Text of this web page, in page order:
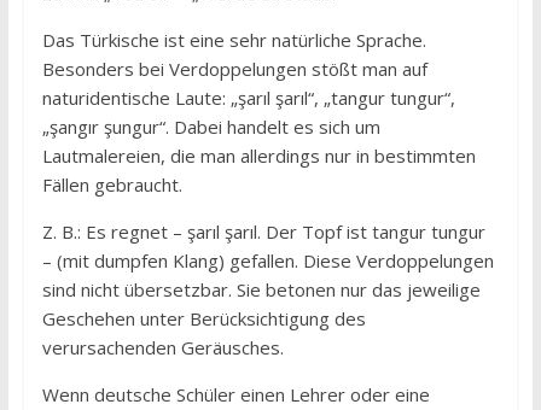
Das Türkische ist eine sehr natürliche Sprache.
Besonders bei Verdoppelungen stößt man auf
naturidentische Laute: „şarıl şarıl“, „tangur tungur“,
„şangır şungur“. Dabei handelt es sich um
Lautmalereien, die man allerdings nur in bestimmten
Fällen gebraucht.
Z. B.: Es regnet – şarıl şarıl. Der Topf ist tangur tungur
– (mit dumpfen Klang) gefallen. Diese Verdoppelungen
sind nicht übersetzbar. Sie betonen nur das jeweilige
Geschehen unter Berücksichtigung des
verursachenden Geräusches.
Wenn deutsche Schüler einen Lehrer oder eine